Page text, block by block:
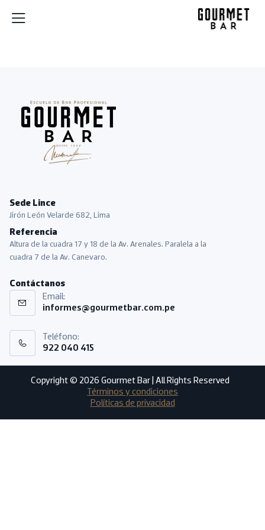
Sede Lince
Jirón León Velarde 682, Lima
Referencia
Altura de la cuadra 17 y 18 de la Av. Arenales. Paralela a la
cuadra 7 de la Av. Canevaro.
Contáctanos
Email:
informes@gourmetbar.com.pe
Teléfono:
922 040 415
Copyright © 2026 Gourmet Bar | All Rights Reserved
Términos y condiciones
Políticas de privacidad